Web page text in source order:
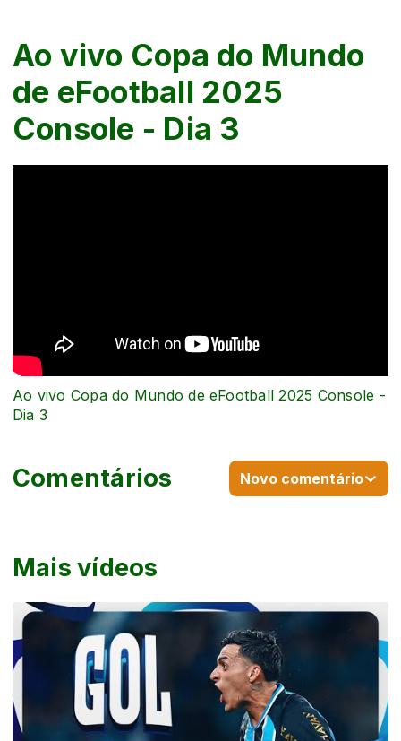
Ao vivo Copa do Mundo
de eFootball 2025
Console - Dia 3
Mais vídeos
Ao vivo Copa do Mundo de eFootball 2025 Console -
Dia 3
Comentários Novo comentário